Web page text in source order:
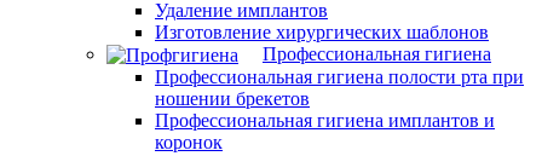
Удаление имплантов
Изготовление хирургических шаблонов
Профессиональная гигиена
Профессиональная гигиена полости рта при
ношении брекетов
Профессиональная гигиена имплантов и
коронок